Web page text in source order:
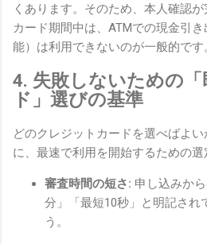
くあります。そのため、本人確認
カード期間中は、ATMでの現金引
能）は利用できないのが一般的です
4. 失敗しないための「
ド」選びの基準
どのクレジットカードを選べばよ
に、最速で利用を開始するための選
審査時間の短さ: 申し込みか
分」「最短10秒」と明記され
う。